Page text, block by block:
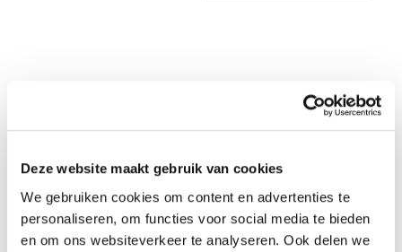
Deze website maakt gebruik van cookies
We gebruiken cookies om content en advertenties te
personaliseren, om functies voor social media te bieden
en om ons websiteverkeer te analyseren. Ook delen we
Kleine kwast voor het aanbrengen van Olie, Hardwax-Olie en
lakken. Handig voor de randen van uw en kleine oppervlaktes
Uit voorraad leverbaar
In diverse formaten verkrijgbaar
Geschikt voor het aanbrengen olie, olie-hardwax en lak